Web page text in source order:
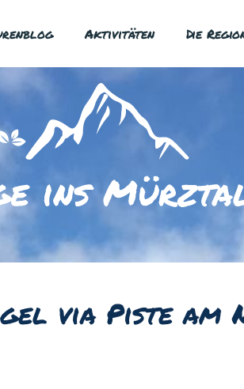
Aktivitäten Die
via Piste am